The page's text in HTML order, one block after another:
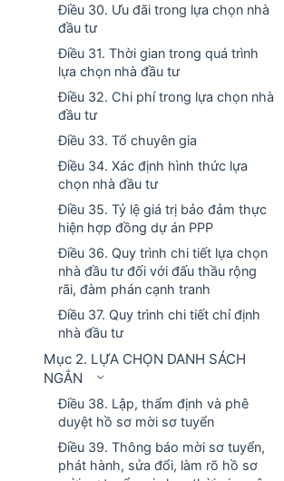
Điều 30. Ưu đãi trong lựa chọn nhà
đầu tư
Điều 31. Thời gian trong quá trình
lựa chọn nhà đầu tư
Điều 32. Chi phí trong lựa chọn nhà
đầu tư
Điều 33. Tổ chuyên gia
Điều 34. Xác định hình thức lựa
chọn nhà đầu tư
Điều 35. Tỷ lệ giá trị bảo đảm thực
hiện hợp đồng dự án PPP
Điều 36. Quy trình chi tiết lựa chọn
nhà đầu tư đối với đấu thầu rộng
rãi, đàm phán cạnh tranh
Điều 37. Quy trình chi tiết chỉ định
nhà đầu tư
Mục 2. LỰA CHỌN DANH SÁCH
NGẮN
Điều 38. Lập, thẩm định và phê
duyệt hồ sơ mời sơ tuyển
Điều 39. Thông báo mời sơ tuyển,
phát hành, sửa đổi, làm rõ hồ sơ